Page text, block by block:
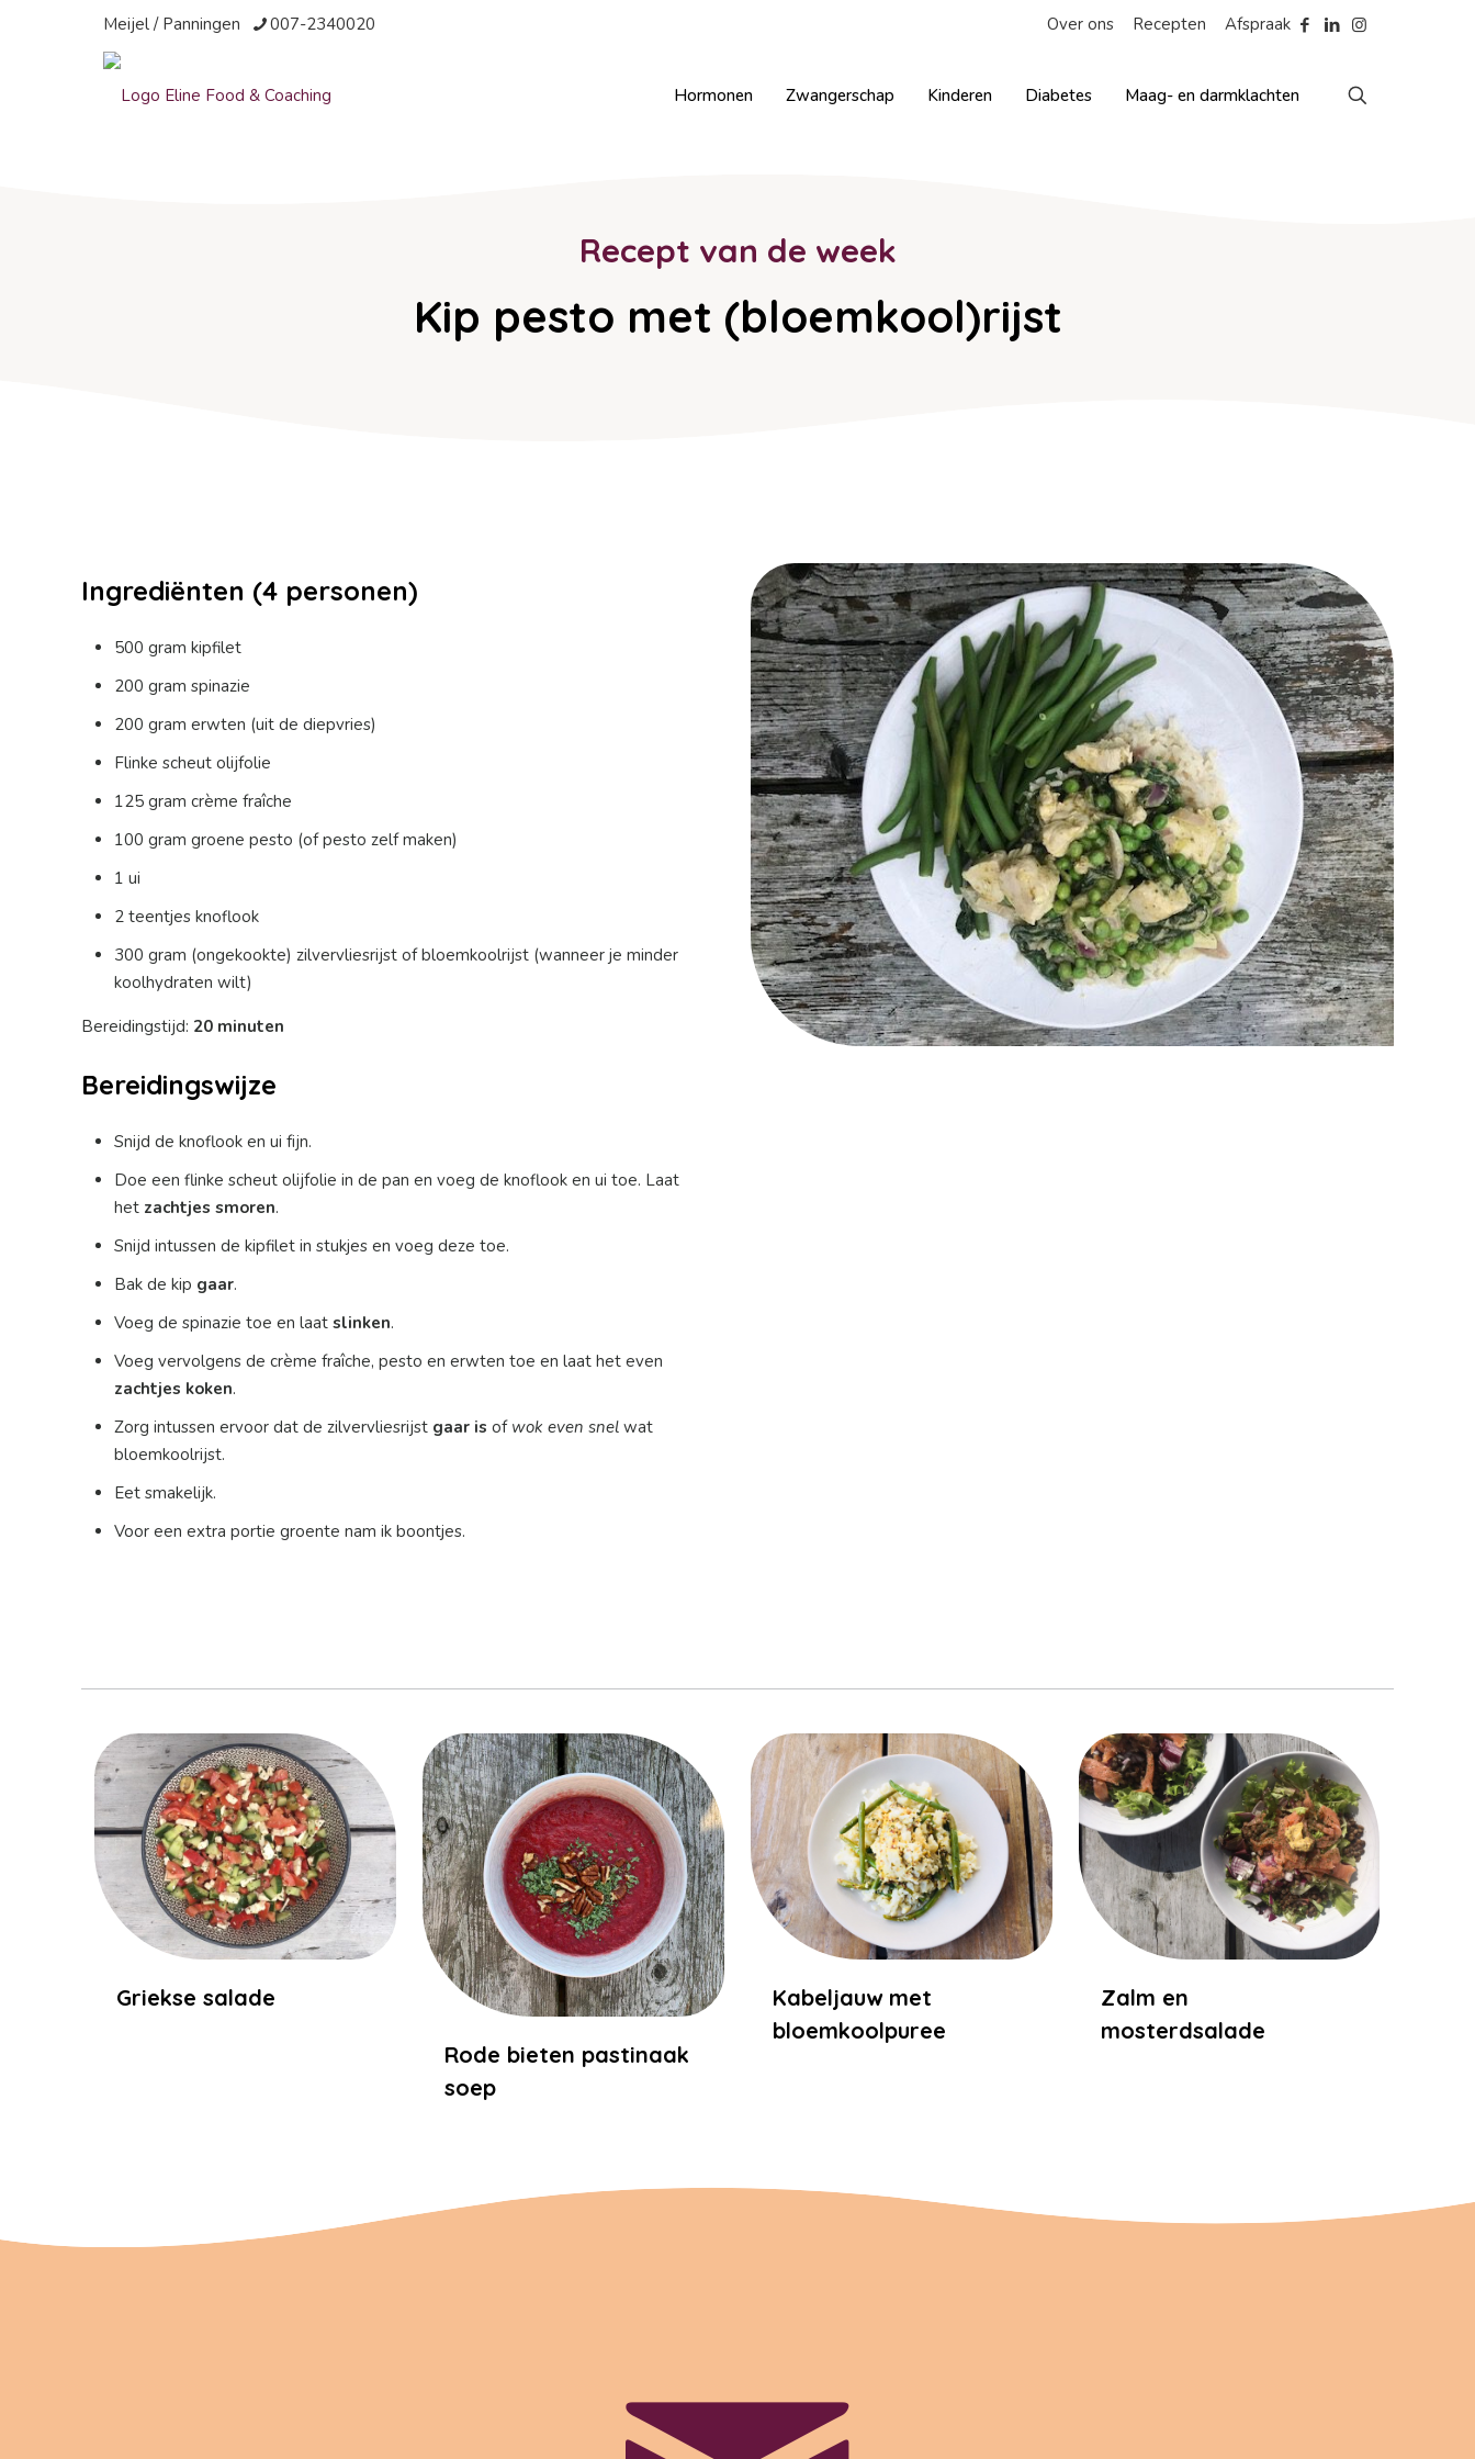
Meijel / Panningen 007-2340020 Over ons Recepten Afspraak
Hormonen Zwangerschap Kinderen Diabetes Maag- en darmklachten
Recept van de week
Kip pesto met (bloemkool)rijst
Ingrediënten (4 personen)
500 gram kipfilet
200 gram spinazie
200 gram erwten (uit de diepvries)
Flinke scheut olijfolie
125 gram crème fraîche
100 gram groene pesto (of pesto zelf maken)
1 ui
2 teentjes knoflook
300 gram (ongekookte) zilvervliesrijst of bloemkoolrijst (wanneer je minder
koolhydraten wilt)
Bereidingstijd: 20 minuten
Bereidingswijze
Snijd de knoflook en ui fijn.
Doe een flinke scheut olijfolie in de pan en voeg de knoflook en ui toe. Laat
het zachtjes smoren.
Snijd intussen de kipfilet in stukjes en voeg deze toe.
Bak de kip gaar.
Voeg de spinazie toe en laat slinken.
Voeg vervolgens de crème fraîche, pesto en erwten toe en laat het even
zachtjes koken.
Zorg intussen ervoor dat de zilvervliesrijst gaar is of wok even snel wat
bloemkoolrijst.
Eet smakelijk.
Voor een extra portie groente nam ik boontjes.
Griekse salade
Rode bieten pastinaak
soep
Kabeljauw met
bloemkoolpuree
Zalm en
mosterdsalade